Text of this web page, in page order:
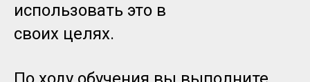
использовать это в
своих целях.